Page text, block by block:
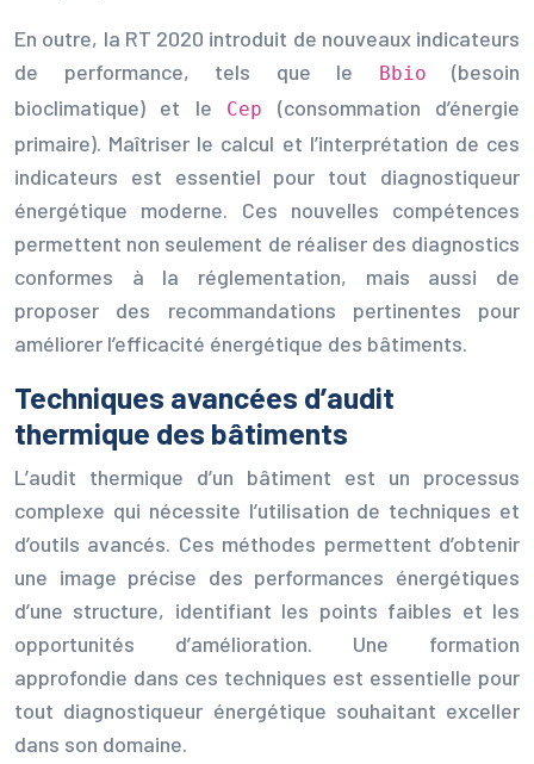
En outre, la RT 2020 introduit de nouveaux indicateurs
de performance, tels que le
Bbio
(besoin
bioclimatique) et le
Cep
(consommation d’énergie
primaire). Maîtriser le calcul et l’interprétation de ces
indicateurs est essentiel pour tout diagnostiqueur
énergétique moderne. Ces nouvelles compétences
permettent non seulement de réaliser des diagnostics
conformes à la réglementation, mais aussi de
proposer des recommandations pertinentes pour
améliorer l’efficacité énergétique des bâtiments.
Techniques avancées d’audit
thermique des bâtiments
L’audit thermique d’un bâtiment est un processus
complexe qui nécessite l’utilisation de techniques et
d’outils avancés. Ces méthodes permettent d’obtenir
une image précise des performances énergétiques
d’une structure, identifiant les points faibles et les
opportunités d’amélioration. Une formation
approfondie dans ces techniques est essentielle pour
tout diagnostiqueur énergétique souhaitant exceller
dans son domaine.